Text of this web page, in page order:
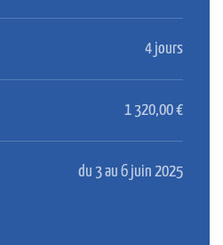
4 jours
1 320,00 €
du 3 au 6 juin 2025